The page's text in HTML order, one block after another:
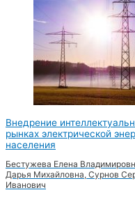
Внедрение
рынках электрической
населения
Бестужева Елена
Дарья Михайловна, Сурнов
Иванович